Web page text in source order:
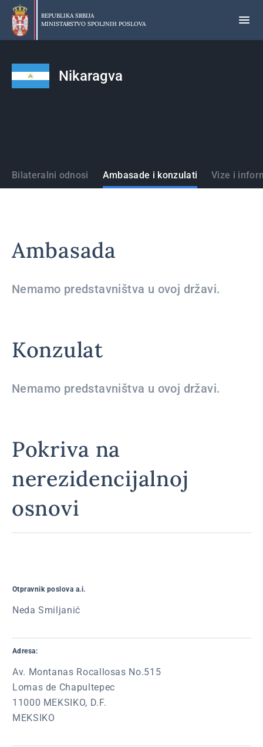
Preskoči
glavni
deo
REPUBLIKA SRBIJA
MINISTARSTVO SPOLJNIH POSLOVA
Nikaragva
Države
Bilateralni odnosi Ambasade i konzulati Vize i
Ambasada
Nemamo predstavništva u ovoj državi.
Konzulat
Nemamo predstavništva u ovoj državi.
Pokriva na
nerezidencijalnoj
osnovi
Otpravnik poslova a.i.
Neda Smiljanić
Adresa:
Av. Montanas Rocallosas No.515
Lomas de Chapultepec
11000 MEKSIKO, D.F.
MEKSIKO